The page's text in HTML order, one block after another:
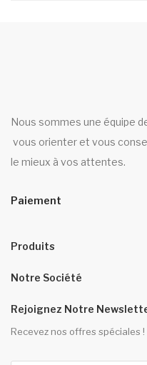
Nous sommes une équipe
vous orienter et vous
le mieux à vos attentes.
Paiement
Produits
Notre Société
Rejoignez Notre
Recevez nos offres spéciales !